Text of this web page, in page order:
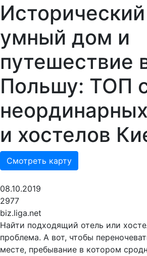
умный дом и
путешествие
Польшу: ТОП
и хостелов
Смотреть карту
08.10.2019
2977
biz.liga.net
Найти подходящий отель или
проблема. А вот, чтобы
месте, пребывание в котором